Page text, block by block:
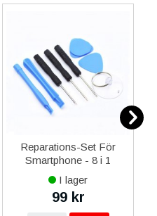
Reparations-Set För
Smartphone - 8 i 1
I lager
99 kr